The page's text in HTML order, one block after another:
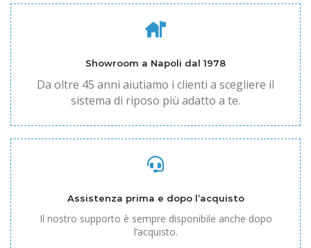
Showroom a Napoli dal 1978
Da oltre 45 anni aiutiamo i clienti a scegliere il
sistema di riposo più adatto a te.
Assistenza prima e dopo l’acquisto
Il nostro supporto è sempre disponibile anche dopo
l’acquisto.